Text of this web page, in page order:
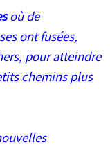
où de
ont fusées,
pour atteindre
chemins plus